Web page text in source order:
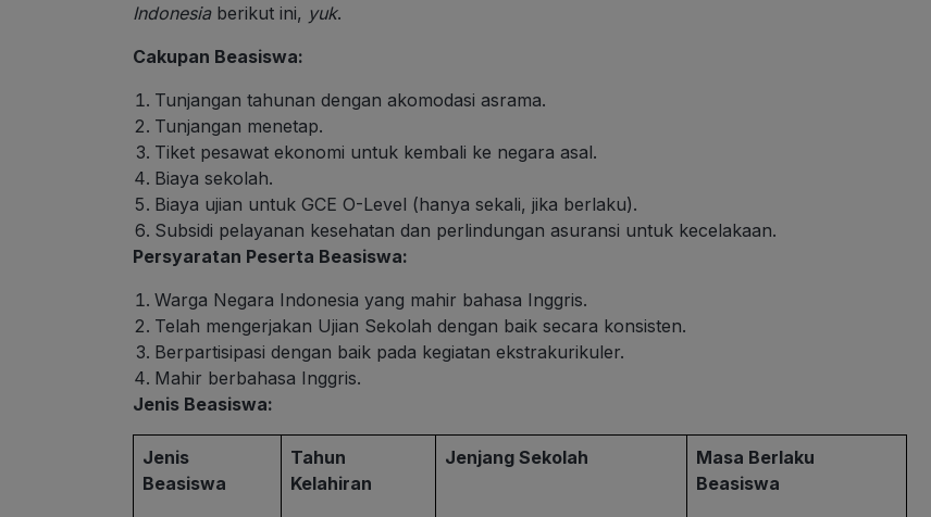
Indonesiaberikut ini, yuk.
Cakupan Beasiswa:
Tunjangan tahunan dengan akomodasi asrama.
Tunjangan menetap.
Tiket pesawat ekonomi untuk kembali ke negara asal.
Biaya sekolah.
Biaya ujian untuk GCE O-Level (hanya sekali, jika berlaku).
Subsidi pelayanan kesehatan dan perlindungan asuransi untuk kecelakaan.
Persyaratan Peserta Beasiswa:
Warga Negara Indonesia yang mahir bahasa Inggris.
Telah mengerjakan Ujian Sekolah dengan baik secara konsisten.
Berpartisipasi dengan baik pada kegiatan ekstrakurikuler.
Mahir berbahasa Inggris.
Jenis Beasiswa:
Jenis
Beasiswa
Tahun
Kelahiran
Jenjang Sekolah
Masa Berlaku
Beasiswa